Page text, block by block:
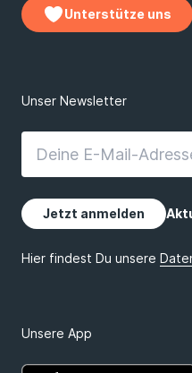
Unterstütze uns
Unsere App